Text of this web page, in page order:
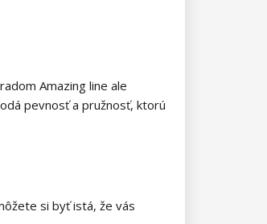
Amazing line ale
pevnosť a pružnosť, ktorú
si byť istá, že vás